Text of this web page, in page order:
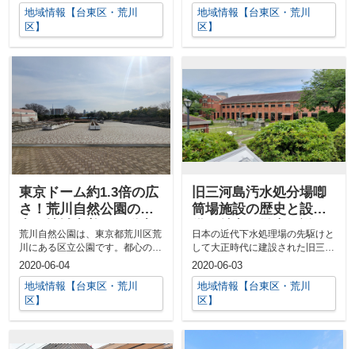
地域情報【台東区・荒川
区】
地域情報【台東区・荒川
区】
東京ドーム約1.3倍の広
さ！荒川自然公園の魅
力を地域密着の不動産
会社が紹介！
荒川自然公園は、東京都荒川区荒
川にある区立公園です。都心の喧
騒を忘れ、自然の中でリフレッシ
ュしたい人...
2020-06-04
地域情報【台東区・荒川
区】
旧三河島汚水処分場喞
筒場施設の歴史と設
備、魅力を徹底解説
日本の近代下水処理場の先駆けと
して大正時代に建設された旧三河
島汚水処分場喞筒場施設は、東京
市の技師で...
2020-06-03
地域情報【台東区・荒川
区】